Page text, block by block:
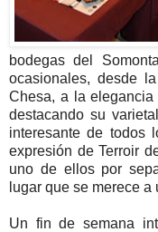
bodegas del
ocasionales, desde
Chesa, a la
destacando su
interesante de todos
expresión de Terroir
uno de ellos por
lugar que se merece
Un fin de semana